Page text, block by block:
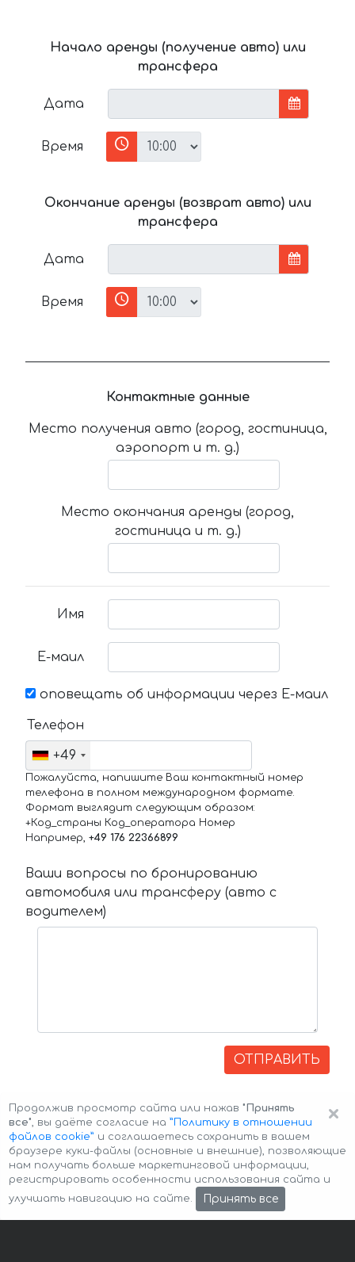
Начало аренды (получение авто) или
трансфера
Дата
Время
Окончание аренды (возврат авто) или
трансфера
Дата
Время
Контактные данные
Место получения авто (город, гостиница,
аэропорт и т. д.)
Место окончания аренды (город,
гостиница и т. д.)
Имя
Е-маил
оповещать об информации через Е-маил
Телефон
+49
Пожалуйста, напишите Ваш контактный номер
телефона в полном международном формате.
Формат выглядит следующим образом:
+Код_страны Код_оператора Номер
Например, +49 176 22366899
Ваши вопросы по бронированию
автомобиля или трансферу (авто с
водителем)
ОТПРАВИТЬ
Авторские права © 2026 Авто-Аренда Cookie Policy
×
Продолжив просмотр сайта или нажав "Принять
все", вы даёте согласие на ”Политику в отношении
файлов cookie” и соглашаетесь сохранить в вашем
браузере куки-файлы (основные и внешние), позволяющие
нам получать больше маркетинговой информации,
регистрировать особенности использования сайта и
улучшать навигацию на сайте.
Принять все